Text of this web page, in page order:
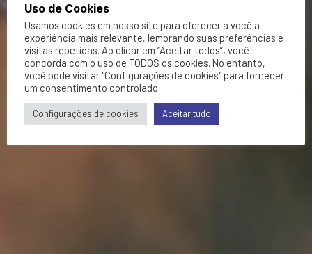
Uso de Cookies
Usamos cookies em nosso site para oferecer a você a
experiência mais relevante, lembrando suas preferências e
visitas repetidas. Ao clicar em “Aceitar todos”, você
concorda com o uso de TODOS os cookies. No entanto,
você pode visitar "Configurações de cookies" para fornecer
um consentimento controlado.
Configurações de cookies Aceitar tudo